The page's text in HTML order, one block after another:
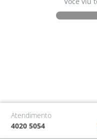
Atendimento
4020 5054